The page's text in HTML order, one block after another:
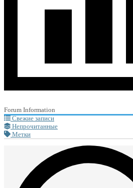
Forum Information
Свежие записи
Непрочитанные
Метки